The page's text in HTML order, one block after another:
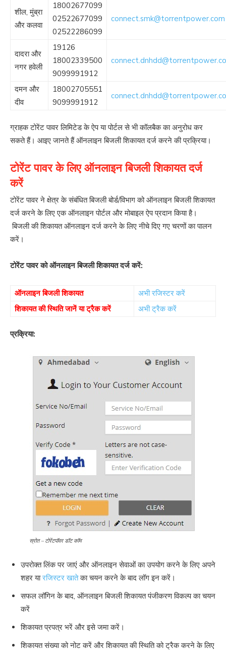
शील, मुंब्रा
और कलवा
18002677099
02522677099
02522286099
connect.smk@torrentpower.com
दादरा और
नगर हवेली
19126
18002339500
9099991912
दमन और
दीव
18002705551
9099991912
ग्राहक टोरेंट पावर लिमिटेड के ऐप या पोर्टल से भी कॉलबैक का अनुरोध कर
सकते हैं। आइए जानते हैं ऑनलाइन बिजली शिकायत दर्ज करने की प्रक्रिया।
टोरेंट पावर के लिए ऑनलाइन बिजली शिकायत दर्ज
करें
टोरेंट पावर ने क्षेत्र के संबंधित बिजली बोर्ड/विभाग को ऑनलाइन बिजली शिकायत
दर्ज करने के लिए एक ऑनलाइन पोर्टल और मोबाइल ऐप प्रदान किया है।
बिजली की शिकायत ऑनलाइन दर्ज करने के लिए नीचे दिए गए चरणों का पालन
करें।
टोरेंट पावर को ऑनलाइन बिजली शिकायत दर्ज करें:
ऑनलाइन बिजली शिकायत
अभी रजिस्टर करें
शिकायत की स्थिति जानें या ट्रैक करें
अभी ट्रैक करें
प्रक्रिया:
स्रोत – टोरेंटपॉवर डॉट कॉम
उपरोक्त लिंक पर जाएं और ऑनलाइन सेवाओं का उपयोग करने के लिए अपने
शहर यारजिस्टर खातेका चयन करने के बाद लॉग इन करें।
सफल लॉगिन के बाद, ऑनलाइन बिजली शिकायत पंजीकरण विकल्प का चयन
करें
शिकायत प्रपत्र भरें और इसे जमा करें।
शिकायत संख्या को नोट करें और शिकायत की स्थिति को ट्रैक करने के लिए